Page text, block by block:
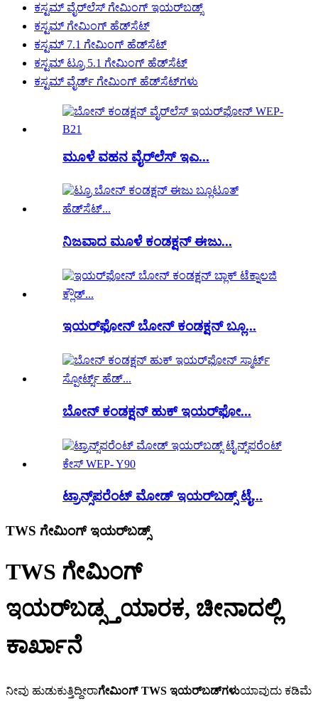
ಕಸ್ಟಮ್ ವೈರ್‌ಲೆಸ್ ಗೇಮಿಂಗ್ ಇಯರ್‌ಬಡ್ಸ್
ಕಸ್ಟಮ್ ಗೇಮಿಂಗ್ ಹೆಡ್‌ಸೆಟ್
ಕಸ್ಟಮ್ 7.1 ಗೇಮಿಂಗ್ ಹೆಡ್‌ಸೆಟ್
ಕಸ್ಟಮ್ ಟ್ರೂ 5.1 ಗೇಮಿಂಗ್ ಹೆಡ್‌ಸೆಟ್
ಕಸ್ಟಮ್ ವೈರ್ಡ್ ಗೇಮಿಂಗ್ ಹೆಡ್‌ಸೆಟ್‌ಗಳು
ಮೂಳೆ ವಹನ ವೈರ್‌ಲೆಸ್ ಇಎ...
ನಿಜವಾದ ಮೂಳೆ ಕಂಡಕ್ಷನ್ ಈಜು...
ಇಯರ್‌ಫೋನ್ ಬೋನ್ ಕಂಡಕ್ಷನ್ ಬ್ಲೂ...
ಬೋನ್ ಕಂಡಕ್ಷನ್ ಹುಕ್ ಇಯರ್‌ಫೋ...
ಟ್ರಾನ್ಸ್‌ಪರೆಂಟ್ ಮೋಡ್ ಇಯರ್‌ಬಡ್ಸ್ ಟೈ...
TWS ಗೇಮಿಂಗ್ ಇಯರ್‌ಬಡ್ಸ್
TWS ಗೇಮಿಂಗ್
ಇಯರ್‌ಬಡ್ಸ್ ತಯಾರಕ, ಚೀನಾದಲ್ಲಿ
ಕಾರ್ಖಾನೆ
ನೀವು ಹುಡುಕುತ್ತಿದ್ದೀರಾಗೇಮಿಂಗ್ TWS ಇಯರ್‌ಬಡ್‌ಗಳುಯಾವುದು ಕಡಿಮೆ